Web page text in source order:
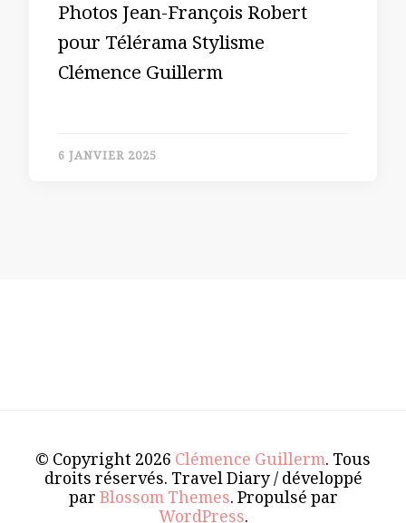
Photos Jean-François Robert
pour Télérama Stylisme
Clémence Guillerm
6 JANVIER 2025
© Copyright 2026 Clémence Guillerm. Tous
droits réservés. Travel Diary / développé
parBlossom Themes. Propulsé par